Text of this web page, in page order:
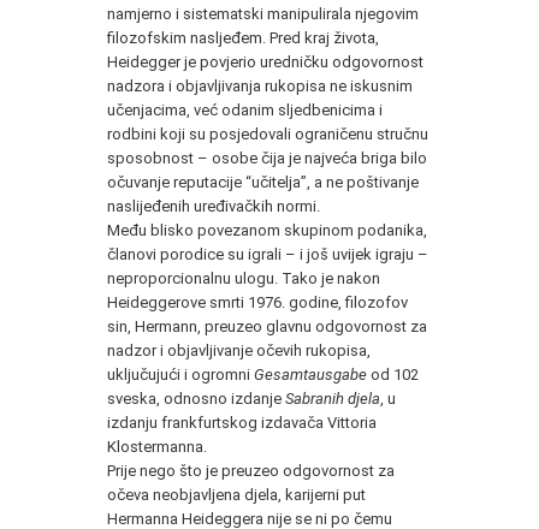
namjerno i sistematski manipulirala njegovim
filozofskim nasljeđem. Pred kraj života,
Heidegger je povjerio uredničku odgovornost
nadzora i objavljivanja rukopisa ne iskusnim
učenjacima, već odanim sljedbenicima i
rodbini koji su posjedovali ograničenu stručnu
sposobnost – osobe čija je najveća briga bilo
očuvanje reputacije “učitelja”, a ne poštivanje
naslijeđenih uređivačkih normi.
Među blisko povezanom skupinom podanika,
članovi porodice su igrali – i još uvijek igraju –
neproporcionalnu ulogu. Tako je nakon
Heideggerove smrti 1976. godine, filozofov
sin, Hermann, preuzeo glavnu odgovornost za
nadzor i objavljivanje očevih rukopisa,
uključujući i ogromni Gesamtausgabe od 102
sveska, odnosno izdanje Sabranih djela , u
izdanju frankfurtskog izdavača Vittoria
Klostermanna.
Prije nego što je preuzeo odgovornost za
očeva neobjavljena djela, karijerni put
Hermanna Heideggera nije se ni po čemu